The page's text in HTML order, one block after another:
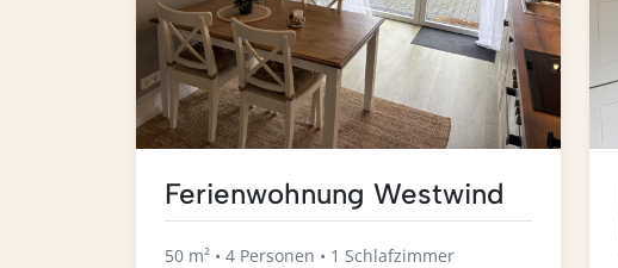
Ferienwohnung Westwind
50 m² • 4 Personen • 1 Schlafzimmer